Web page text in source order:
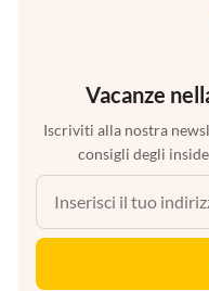
Vacanze
Iscriviti alla nostra
consigli degli